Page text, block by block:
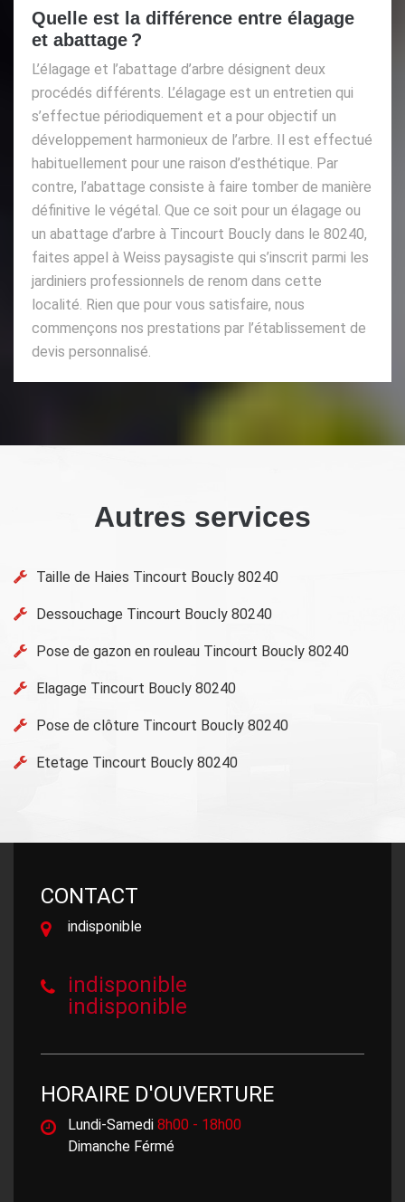
Quelle est la différence entre élagage
et abattage ?
L’élagage et l’abattage d’arbre désignent deux
procédés différents. L’élagage est un entretien qui
s’effectue périodiquement et a pour objectif un
développement harmonieux de l’arbre. Il est effectué
habituellement pour une raison d’esthétique. Par
contre, l’abattage consiste à faire tomber de manière
définitive le végétal. Que ce soit pour un élagage ou
un abattage d’arbre à Tincourt Boucly dans le 80240,
faites appel à Weiss paysagiste qui s’inscrit parmi les
jardiniers professionnels de renom dans cette
localité. Rien que pour vous satisfaire, nous
commençons nos prestations par l’établissement de
devis personnalisé.
Autres services
Taille de Haies Tincourt Boucly 80240
Dessouchage Tincourt Boucly 80240
Pose de gazon en rouleau Tincourt Boucly 80240
Elagage Tincourt Boucly 80240
Pose de clôture Tincourt Boucly 80240
Etetage Tincourt Boucly 80240
CONTACT
indisponible
indisponible
indisponible
HORAIRE D'OUVERTURE
Lundi-Samedi 8h00 - 18h00
Dimanche Férmé